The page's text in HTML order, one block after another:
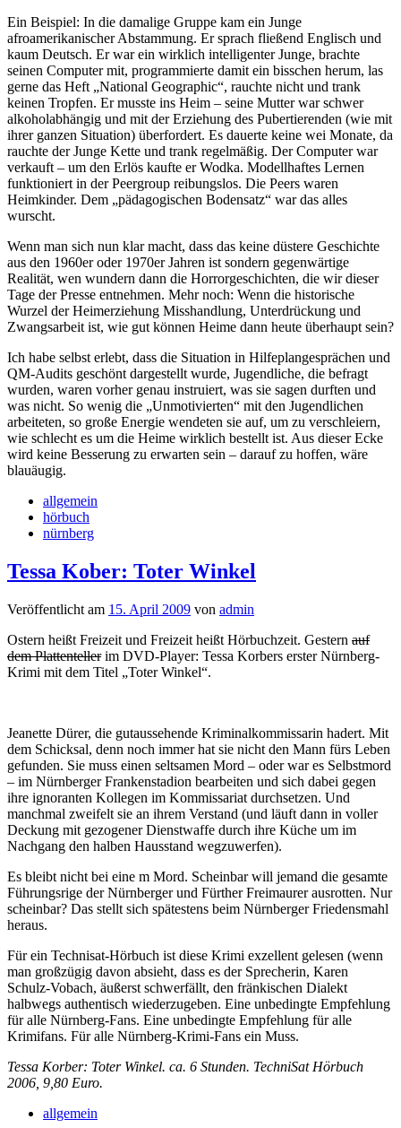
Ein Beispiel: In die damalige Gruppe kam ein Junge
afroamerikanischer Abstammung. Er sprach fließend Englisch und
kaum Deutsch. Er war ein wirklich intelligenter Junge, brachte
seinen Computer mit, programmierte damit ein bisschen herum, las
gerne das Heft „National Geographic“, rauchte nicht und trank
keinen Tropfen. Er musste ins Heim – seine Mutter war schwer
alkoholabhängig und mit der Erziehung des Pubertierenden (wie mit
ihrer ganzen Situation) überfordert. Es dauerte keine wei Monate, da
rauchte der Junge Kette und trank regelmäßig. Der Computer war
verkauft – um den Erlös kaufte er Wodka. Modellhaftes Lernen
funktioniert in der Peergroup reibungslos. Die Peers waren
Heimkinder. Dem „pädagogischen Bodensatz“ war das alles
wurscht.
Wenn man sich nun klar macht, dass das keine düstere Geschichte
aus den 1960er oder 1970er Jahren ist sondern gegenwärtige
Realität, wen wundern dann die Horrorgeschichten, die wir dieser
Tage der Presse entnehmen. Mehr noch: Wenn die historische
Wurzel der Heimerziehung Misshandlung, Unterdrückung und
Zwangsarbeit ist, wie gut können Heime dann heute überhaupt sein?
Ich habe selbst erlebt, dass die Situation in Hilfeplangesprächen und
QM-Audits geschönt dargestellt wurde, Jugendliche, die befragt
wurden, waren vorher genau instruiert, was sie sagen durften und
was nicht. So wenig die „Unmotivierten“ mit den Jugendlichen
arbeiteten, so große Energie wendeten sie auf, um zu verschleiern,
wie schlecht es um die Heime wirklich bestellt ist. Aus dieser Ecke
wird keine Besserung zu erwarten sein – darauf zu hoffen, wäre
blauäugig.
allgemein
hörbuch
nürnberg
Tessa Kober: Toter Winkel
Veröffentlicht am 15. April 2009 von admin
Ostern heißt Freizeit und Freizeit heißt Hörbuchzeit. Gestern auf
dem Plattentellerim DVD-Player: Tessa Korbers erster Nürnberg-
Krimi mit dem Titel „Toter Winkel“.
Jeanette Dürer, die gutaussehende Kriminalkommissarin hadert. Mit
dem Schicksal, denn noch immer hat sie nicht den Mann fürs Leben
gefunden. Sie muss einen seltsamen Mord – oder war es Selbstmord
– im Nürnberger Frankenstadion bearbeiten und sich dabei gegen
ihre ignoranten Kollegen im Kommissariat durchsetzen. Und
manchmal zweifelt sie an ihrem Verstand (und läuft dann in voller
Deckung mit gezogener Dienstwaffe durch ihre Küche um im
Nachgang den halben Hausstand wegzuwerfen).
Es bleibt nicht bei eine m Mord. Scheinbar will jemand die gesamte
Führungsrige der Nürnberger und Fürther Freimaurer ausrotten. Nur
scheinbar? Das stellt sich spätestens beim Nürnberger Friedensmahl
heraus.
Für ein Technisat-Hörbuch ist diese Krimi exzellent gelesen (wenn
man großzügig davon absieht, dass es der Sprecherin, Karen
Schulz-Vobach, äußerst schwerfällt, den fränkischen Dialekt
halbwegs authentisch wiederzugeben. Eine unbedingte Empfehlung
für alle Nürnberg-Fans. Eine unbedingte Empfehlung für alle
Krimifans. Für alle Nürnberg-Krimi-Fans ein Muss.
Tessa Korber: Toter Winkel. ca. 6 Stunden. TechniSat Hörbuch
2006, 9,80 Euro.
allgemein